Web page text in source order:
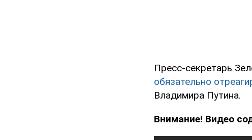
Пресс-секретарь
обязательно
Владимира Путина.
Внимание! Видео